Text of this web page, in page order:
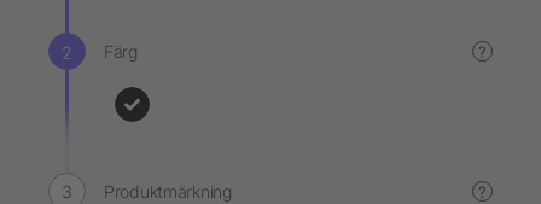
Färg ?
Produktmärkning ?